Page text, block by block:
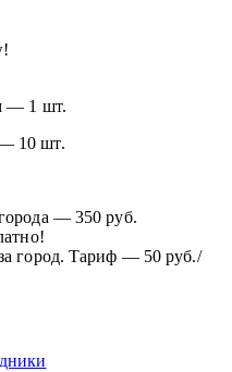
— 1 шт.
10 шт.
— 350 руб.
город. Тариф — 50 руб./